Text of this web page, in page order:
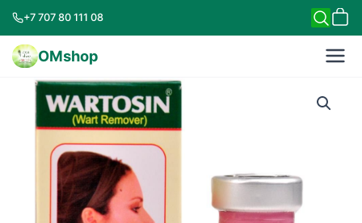
+7 707 80 111 08
OMshop